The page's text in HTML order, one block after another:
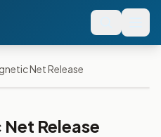
Net Release
Release